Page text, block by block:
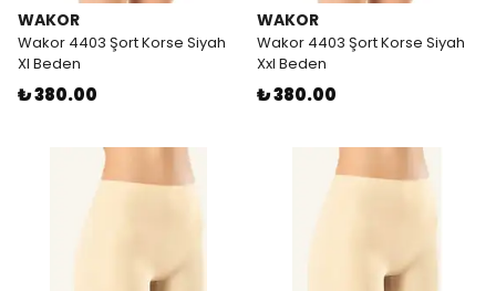
WAKOR
Wakor 4403 Şort Korse Siyah
Xl Beden
₺ 380.00
WAKOR
Wakor 4403 Şort Korse Siyah
Xxl Beden
₺ 380.00